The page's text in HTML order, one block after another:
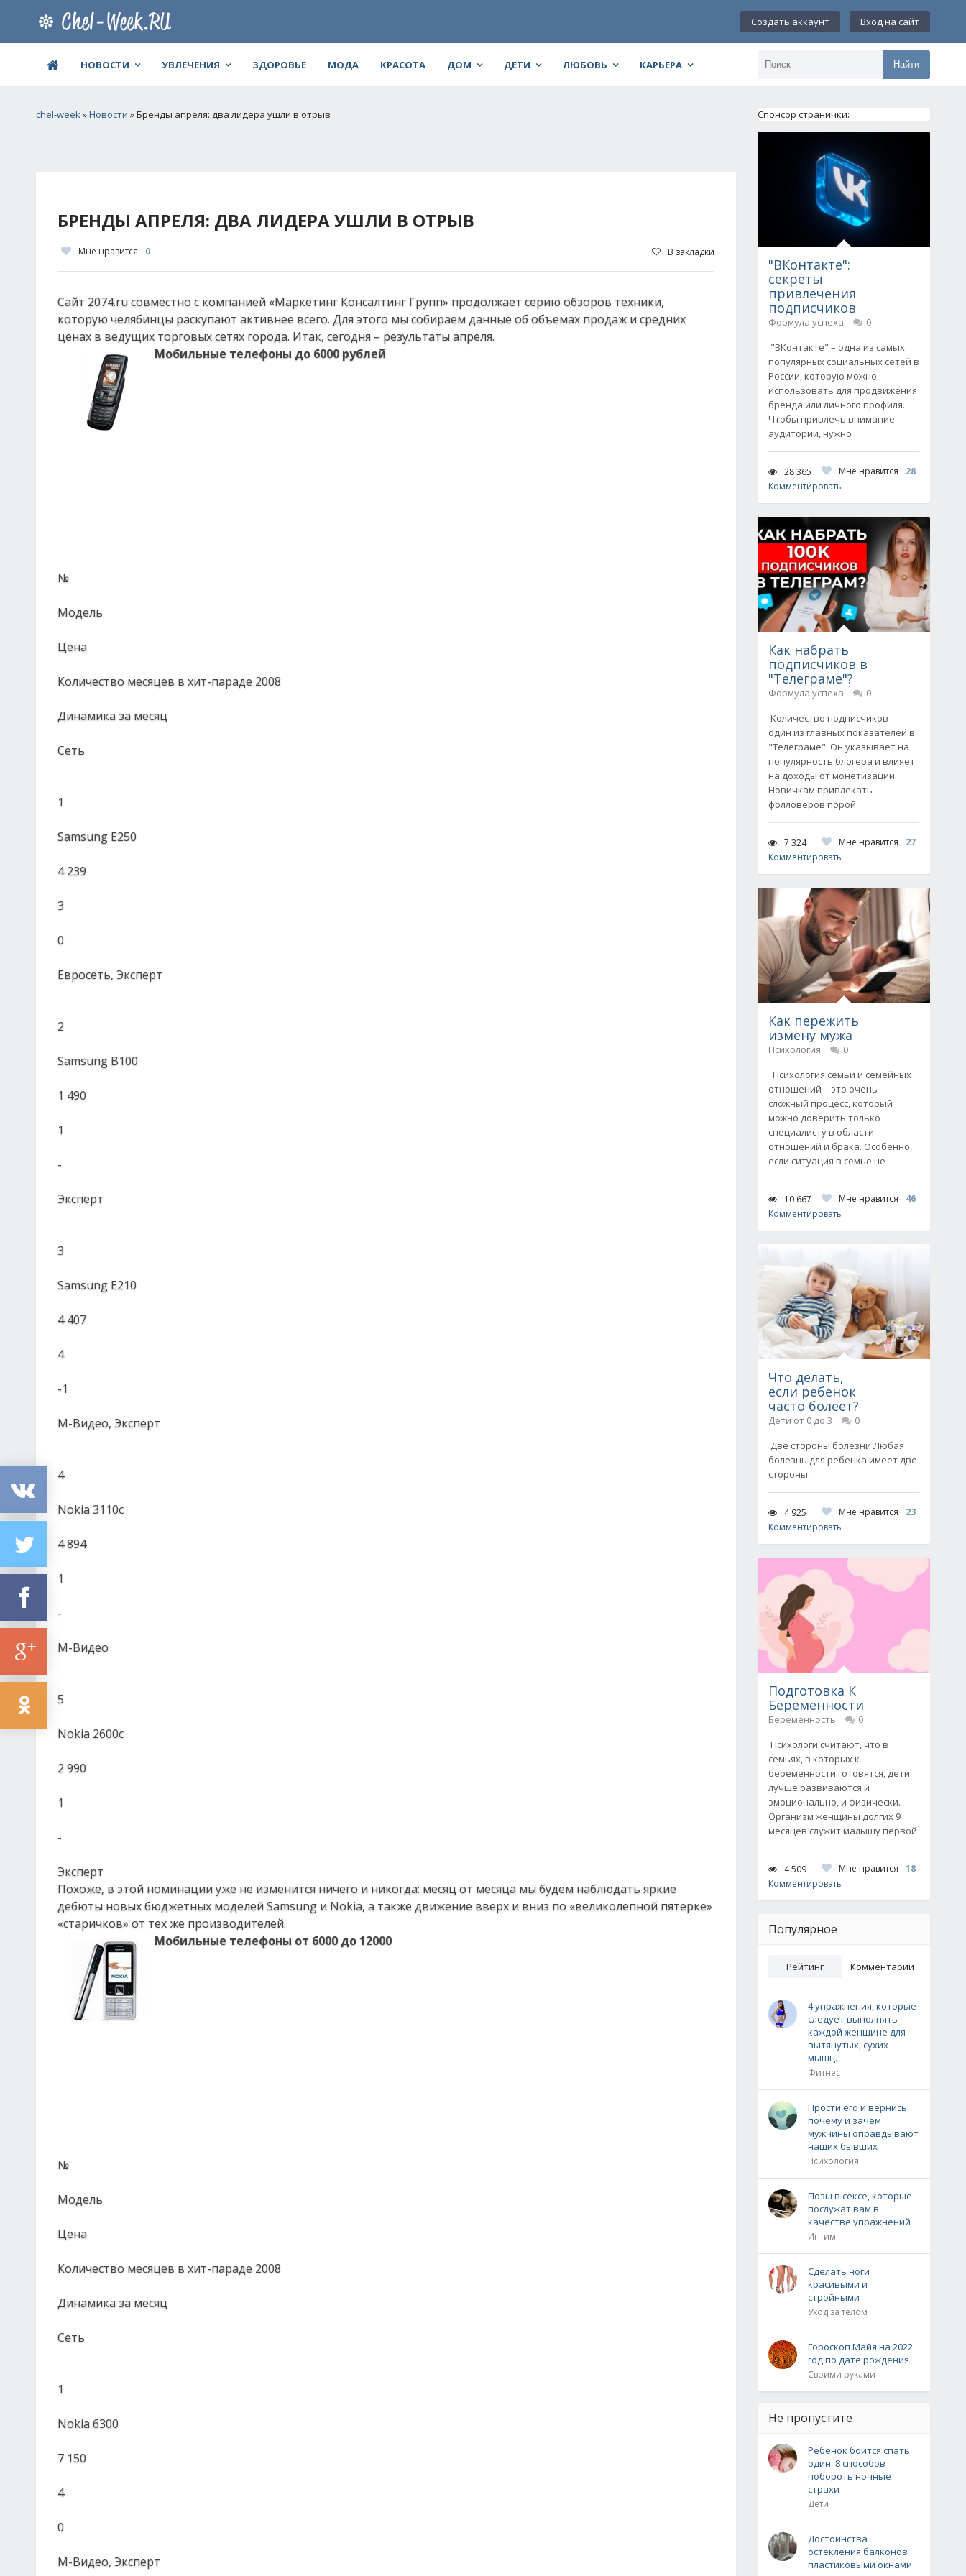
Создать аккаунт Вход на сайт
НОВОСТИ УВЛЕЧЕНИЯ ЗДОРОВЬЕ МОДА КРАСОТА ДОМ ДЕТИ ЛЮБОВЬ КАРЬЕРА Найти
chel-week»Новости » Бренды апреля: два лидера ушли в отрыв
БРЕНДЫ АПРЕЛЯ: ДВА ЛИДЕРА УШЛИ В ОТРЫВ
Мне нравится 0 В закладки
Сайт 2074.ru совместно с компанией «Маркетинг Консалтинг Групп» продолжает серию обзоров техники,
которую челябинцы раскупают активнее всего. Для этого мы собираем данные об объемах продаж и средних
ценах в ведущих торговых сетях города. Итак, сегодня – результаты апреля.
Мобильные телефоны до 6000 рублей
№
Модель
Цена
Количество месяцев в хит-параде 2008
Динамика за месяц
Сеть
1
Samsung E250
4 239
3
0
Евросеть, Эксперт
2
Samsung B100
1 490
1
-
Эксперт
3
Samsung E210
4 407
4
-1
М-Видео, Эксперт
4
Nokia 3110c
4 894
1
-
М-Видео
5
Nokia 2600c
2 990
1
-
Эксперт
Похоже, в этой номинации уже не изменится ничего и никогда: месяц от месяца мы будем наблюдать яркие
дебюты новых бюджетных моделей Samsung и Nokia, а также движение вверх и вниз по «великолепной пятерке»
«старичков» от тех же производителей.
Мобильные телефоны от 6000 до 12000
№
Модель
Цена
Количество месяцев в хит-параде 2008
Динамика за месяц
Сеть
1
Nokia 6300
7 150
4
0
М-Видео, Эксперт
Спонсор странички:
"ВКонтакте":
секреты
привлечения
подписчиков
Формула успеха
0
"ВКонтакте" – одна из самых
популярных социальных сетей в
России, которую можно
использовать для продвижения
бренда или личного профиля.
Чтобы привлечь внимание
аудитории, нужно
28 365 Мне нравится
28
Комментировать
Как набрать
подписчиков в
"Телеграме"?
Формула успеха
0
Количество подписчиков —
один из главных показателей в
"Телеграме". Он указывает на
популярность блогера и влияет
на доходы от монетизации.
Новичкам привлекать
фолловеров порой
7 324 Мне нравится
27
Комментировать
Как пережить
измену мужа
Психология
0
Психология семьи и семейных
отношений – это очень
сложный процесс, который
можно доверить только
специалисту в области
отношений и брака. Особенно,
если ситуация в семье не
10 667 Мне нравится
46
Комментировать
Что делать,
если ребенок
часто болеет?
Дети от 0 до 3
0
Две стороны болезни Любая
болезнь для ребенка имеет две
стороны.
4 925 Мне нравится
23
Комментировать
Подготовка К
Беременности
Беременность
0
Психологи считают, что в
семьях, в которых к
беременности готовятся, дети
лучше развиваются и
эмоционально, и физически.
Организм женщины долгих 9
месяцев служит малышу первой
4 509 Мне нравится
18
Комментировать
Популярное
Рейтинг Комментарии
4 упражнения, которые
следует выполнять
каждой женщине для
вытянутых, сухих
мышц.
Фитнес
Прости его и вернись:
почему и зачем
мужчины оправдывают
наших бывших
Психология
Позы в сексе, которые
послужат вам в
качестве упражнений
Интим
Сделать ноги
красивыми и
стройными
Уход за телом
Гороскоп Майя на 2022
год по дате рождения
Своими руками
Не пропустите
Ребенок боится спать
один: 8 способов
побороть ночные
страхи
Дети
Достоинства
остекления балконов
пластиковыми окнами